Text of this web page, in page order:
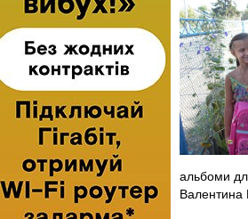
альбоми
Валентина